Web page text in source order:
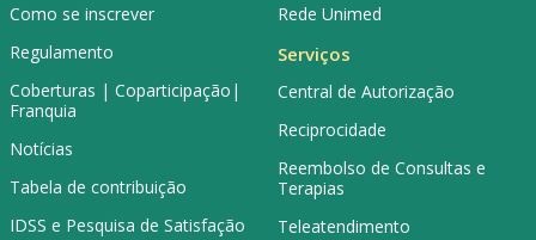
Como se inscrever
Regulamento
Coberturas | Coparticipação|
Franquia
Notícias
Tabela de contribuição
IDSS e Pesquisa de Satisfação
Rede Unimed
Serviços
Central de Autorização
Reciprocidade
Reembolso de Consultas e
Terapias
Teleatendimento